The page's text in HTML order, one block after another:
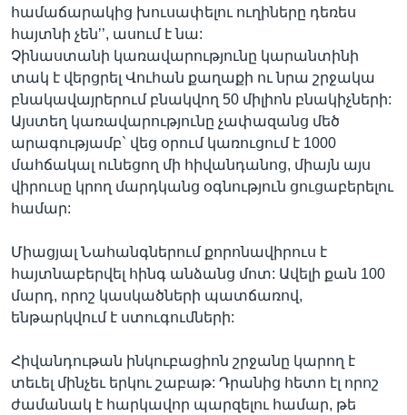
համաճարակից խուսափելու ուղիները դեռես
հայտնի չեն’’, ասում է նա:
Չինաստանի կառավարությունը կարանտինի
տակ է վերցրել Վուհան քաղաքի ու նրա շրջակա
բնակավայրերում բնակվող 50 միլիոն բնակիչների:
Այստեղ կառավարությունը չափազանց մեծ
արագությամբ` վեց օրում կառուցում է 1000
մահճակալ ունեցող մի հիվանդանոց, միայն այս
վիրուսը կրող մարդկանց օգնություն ցուցաբերելու
համար:
Միացյալ Նահանգներում քորոնավիրուս է
հայտնաբերվել հինգ անձանց մոտ: Ավելի քան 100
մարդ, որոշ կասկածների պատճառով,
ենթարկվում է ստուգումների:
Հիվանդութան ինկուբացիոն շրջանը կարող է
տեւել մինչեւ երկու շաբաթ: Դրանից հետո էլ որոշ
ժամանակ է հարկավոր պարզելու համար, թե